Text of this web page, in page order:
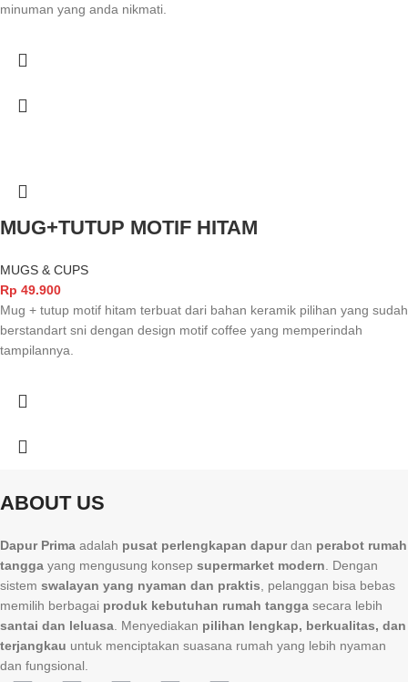
minuman yang anda nikmati.
MUG+TUTUP MOTIF HITAM
MUGS & CUPS
Rp 49.900
Mug + tutup motif hitam terbuat dari bahan keramik pilihan yang sudah
berstandart sni dengan design motif coffee yang memperindah
tampilannya.
ABOUT US
Dapur Prima adalah pusat perlengkapan dapurdan perabot rumah
tangga yang mengusung konsep supermarket modern . Dengan
sistem swalayan yang nyaman dan praktis , pelanggan bisa bebas
memilih berbagai produk kebutuhan rumah tangga secara lebih
santai dan leluasa . Menyediakan pilihan lengkap, berkualitas, dan
terjangkau untuk menciptakan suasana rumah yang lebih nyaman
dan fungsional.